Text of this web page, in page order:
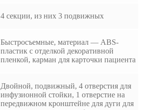
4 секции, из них 3 подвижных
Быстросъемные, материал — ABS-
пластик с отделкой декоративной
пленкой, карман для карточки пациента
Двойной, подвижный, 4 отверстия для
инфузионной стойки, 1 отверстие на
передвижном кронштейне для дуги для